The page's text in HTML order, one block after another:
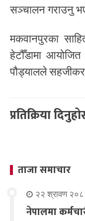
सञ्चालन गराउनु
मकवानपुरका
हेटौँडामा
पौड्यालले
प्रतिक्रिया
ताजा समाचार
२२ श्रावण
नेपालमा